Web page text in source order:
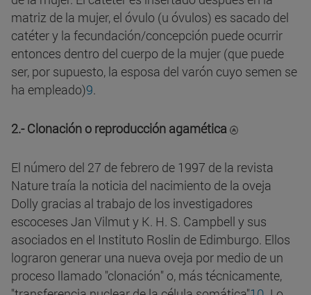
matriz de la mujer, el óvulo (u óvulos) es sacado del
catéter y la fecundación/concepción puede ocurrir
entonces dentro del cuerpo de la mujer (que puede
ser, por supuesto, la esposa del varón cuyo semen se
ha empleado)9.
2.- Clonación o reproducción agamética
El número del 27 de febrero de 1997 de la revista
Nature traía la noticia del nacimiento de la oveja
Dolly gracias al trabajo de los investigadores
escoceses Jan Vilmut y K. H. S. Campbell y sus
asociados en el Instituto Roslin de Edimburgo. Ellos
lograron generar una nueva oveja por medio de un
proceso llamado "clonación" o, más técnicamente,